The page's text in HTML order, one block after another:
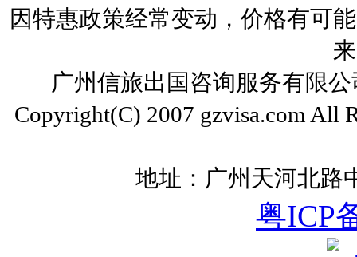
因特惠政策经常变动，价格有可
广州信旅出国咨询服务有限
Copyright(C) 2007 gzvisa.com All
地址：广州天河北路
粤ICP